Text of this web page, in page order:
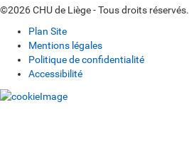
©2026 CHU de Liège - Tous droits réservés.
Plan Site
Mentions légales
Politique de confidentialité
Accessibilité